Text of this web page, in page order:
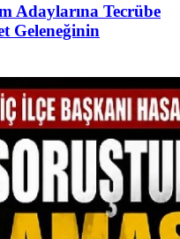
Adaylarına Tecrübe
Geleneğinin